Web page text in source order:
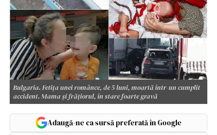
Bulgaria. Fetița unei românce, de 5 luni, moartă într-un cumplit
accident. Mama și frățiorul, în stare foarte gravă
Adaugă-ne ca sursă preferată în Google